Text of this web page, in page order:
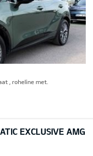
, roheline met.
EXCLUSIVE AMG